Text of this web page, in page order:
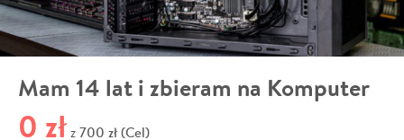
Mam 14 lat i zbieram na Komputer
0 zł z 700 zł (Cel)